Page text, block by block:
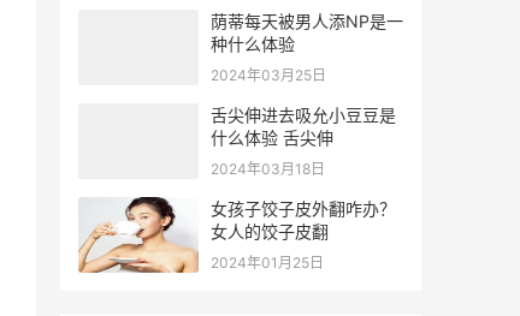
荫蒂每天被男人添NP是一
种什么体验
2024年03月25日
舌尖伸进去吸允小豆豆是
什么体验 舌尖伸
2024年03月18日
女孩子饺子皮外翻咋办？
女人的饺子皮翻
2024年01月25日